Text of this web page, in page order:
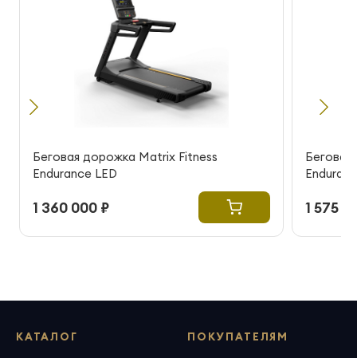
Беговая дорожка Matrix Fitness
Endurance LED
1 360 000 ₽ 1 575
КАТАЛОГ ПОКУПАТЕЛЯМ